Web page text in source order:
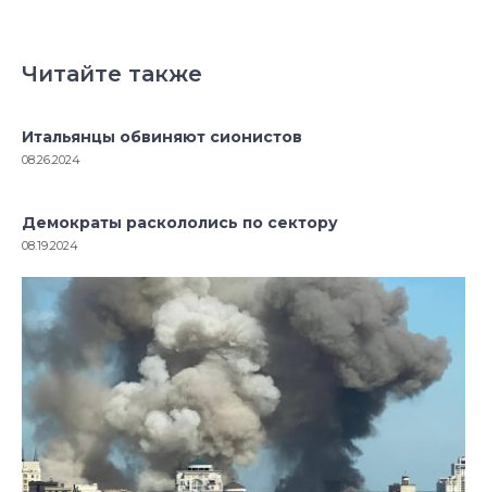
Читайте также
Итальянцы обвиняют сионистов
08.26.2024
Демократы раскололись по сектору
08.19.2024